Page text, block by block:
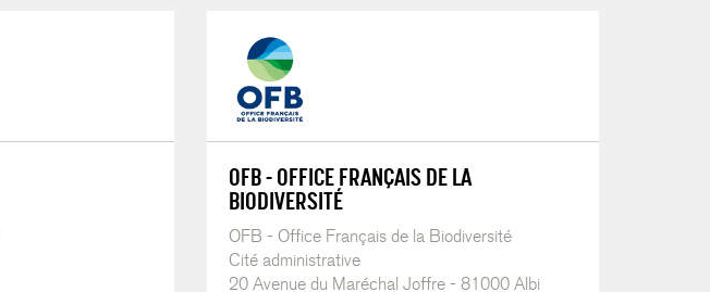
OFB - OFFICE FRANÇAIS DE LA
BIODIVERSITÉ
OFB - Office Français de la Biodiversité
Cité administrative
20 Avenue du Maréchal Joffre - 81000 Albi